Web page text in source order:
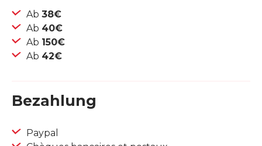
Ab 38€
Ab 40€
Ab 150€
Ab 42€
Bezahlung
Paypal